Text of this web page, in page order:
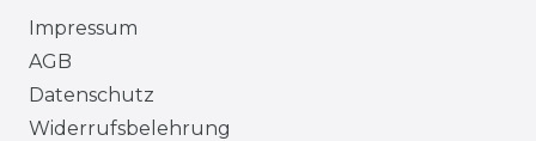
Impressum
AGB
Datenschutz
Widerrufsbelehrung